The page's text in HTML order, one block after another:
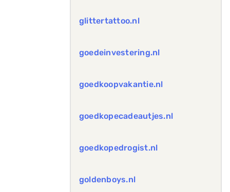
glittertattoo.nl
goedeinvestering.nl
goedkoopvakantie.nl
goedkopecadeautjes.nl
goedkopedrogist.nl
goldenboys.nl